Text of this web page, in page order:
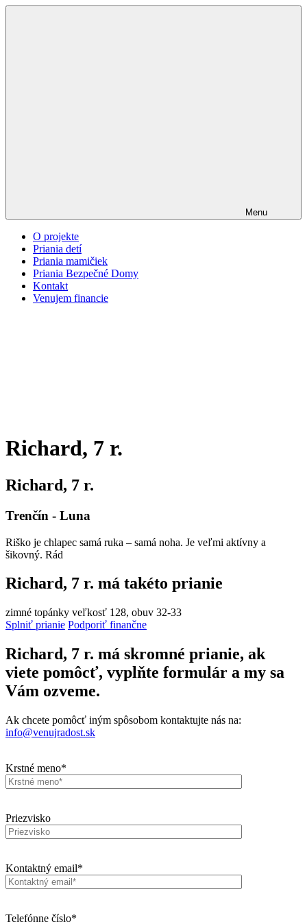
Menu
O projekte
Priania detí
Priania mamičiek
Priania Bezpečné Domy
Kontakt
Venujem financie
Richard, 7 r.
Richard, 7 r.
Trenčín - Luna
Riško je chlapec samá ruka – samá noha. Je veľmi aktívny a
šikovný. Rád
Richard, 7 r. má takéto prianie
zimné topánky veľkosť 128, obuv 32-33
Splniť prianie Podporiť finančne
Richard, 7 r. má skromné prianie, ak
viete pomôcť, vyplňte formulár a my sa
Vám ozveme.
Ak chcete pomôcť iným spôsobom kontaktujte nás na:
info@venujradost.sk
Krstné meno*
Priezvisko
Kontaktný email*
Telefónne číslo*